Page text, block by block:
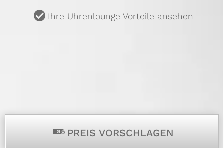
u Ihre Uhrenlounge Vorteile ansehen
p PREIS VORSCHLAGEN